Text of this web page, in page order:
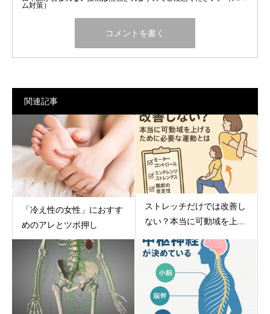
ム対策）
関連記事
「冷え性の女性」におすす
めのアレとツボ押し
ストレッチだけでは改善し
ない？本当に可動域を上...